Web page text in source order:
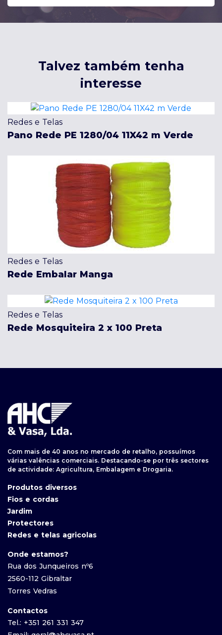
Talvez também tenha
interesse
Redes e Telas
Pano Rede PE 1280/04 11X42 m Verde
Redes e Telas
Rede Embalar Manga
Redes e Telas
Rede Mosquiteira 2 x 100 Preta
Com mais de 40 anos no mercado de retalho, possuímos
várias valências comerciais. Destacando-se por três sectores
de actividade: Agricultura, Embalagem e Drogaria.
Produtos diversos
Fios e cordas
Jardim
Protectores
Redes e telas agricolas
Onde estamos?
Rua dos Junqueiros nº6
2560-112 Gibraltar
Torres Vedras
Contactos
Tel.: +351 261 331 347